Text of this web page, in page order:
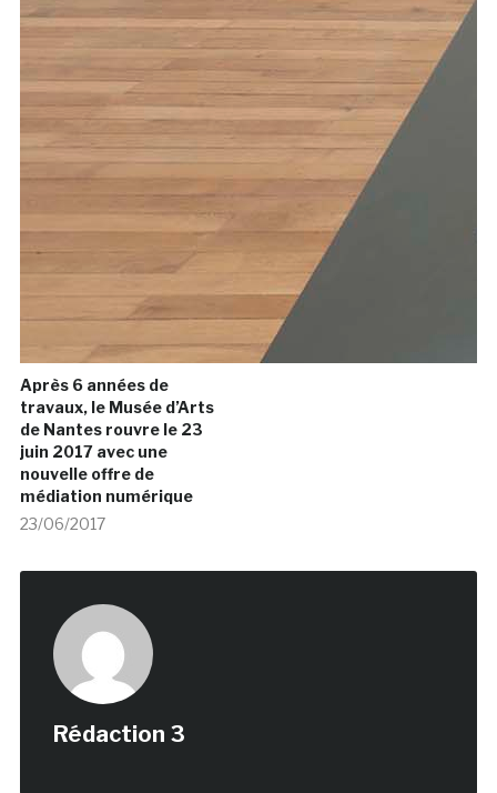
Après 6 années de
travaux, le Musée d’Arts
de Nantes rouvre le 23
juin 2017 avec une
nouvelle offre de
médiation numérique
23/06/2017
Rédaction 3